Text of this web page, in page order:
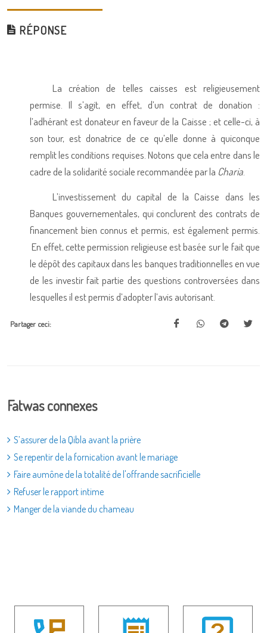
RÉPONSE
La création de telles caisses est religieusement
permise. Il s’agit, en effet, d’un contrat de donation :
l’adhérant est donateur en faveur de la Caisse ; et celle-ci, à
son tour, est donatrice de ce qu’elle donne à quiconque
remplit les conditions requises. Notons que cela entre dans le
cadre de la solidarité sociale recommandée par la Charia.
L’investissement du capital de la Caisse dans les
Banques gouvernementales, qui conclurent des contrats de
financement bien connus et permis, est également permis.
En effet, cette permission religieuse est basée sur le fait que
le dépôt des capitaux dans les banques traditionnelles en vue
de les investir fait partie des questions controversées dans
lesquelles il est permis d’adopter l’avis autorisant.
Partager ceci:
Fatwas connexes
S’assurer de la Qibla avant la prière
Se repentir de la fornication avant le mariage
Faire aumône de la totalité de l'offrande sacrificielle
Refuser le rapport intime
Manger de la viande du chameau